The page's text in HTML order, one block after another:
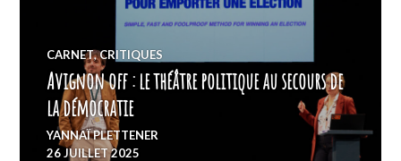
CARNET,CRITIQUES
Avignon off : le théâtre politique au secours de
la démocratie
YANNAÏ PLETTENER
26 JUILLET 2025